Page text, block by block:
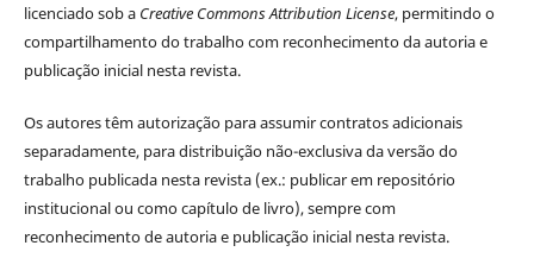
licenciado sob a Creative Commons Attribution License, permitindo o
compartilhamento do trabalho com reconhecimento da autoria e
publicação inicial nesta revista.
Os autores têm autorização para assumir contratos adicionais
separadamente, para distribuição não-exclusiva da versão do
trabalho publicada nesta revista (ex.: publicar em repositório
institucional ou como capítulo de livro), sempre com
reconhecimento de autoria e publicação inicial nesta revista.